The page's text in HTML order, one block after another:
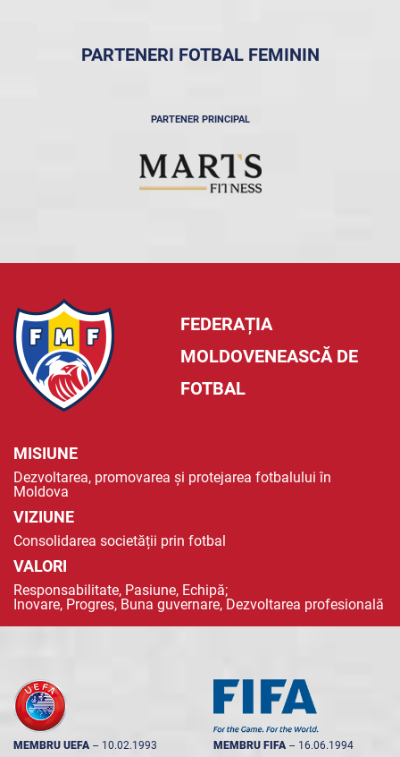
PARTENERI FOTBAL FEMININ
PARTENER PRINCIPAL
FEDERAȚIA
MOLDOVENEASCĂ DE
FOTBAL
MISIUNE
Dezvoltarea, promovarea și protejarea fotbalului în
Moldova
VIZIUNE
Consolidarea societății prin fotbal
VALORI
Responsabilitate, Pasiune, Echipă;
Inovare, Progres, Buna guvernare, Dezvoltarea profesională
MEMBRU UEFA -- 10.02.1993 MEMBRU FIFA -- 16.06.1994